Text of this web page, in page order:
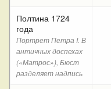
Полтина 1724
года
Портрет Петра I. В
античных доспехах
(«Матрос»), Бюст
разделяет надпись